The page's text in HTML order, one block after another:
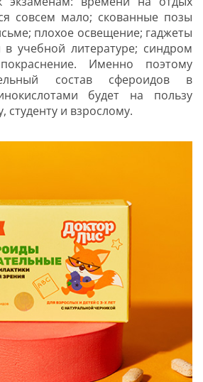
совсем мало; скованные позы
плохое освещение; гаджеты
учебной литературе; синдром
Именно поэтому
состав сфероидов в
будет на пользу
и взрослому.